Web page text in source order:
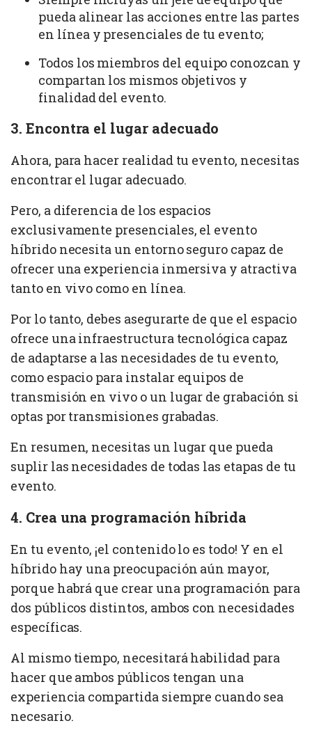
pueda alinear las acciones entre las partes
en línea y presenciales de tu evento;
Todos los miembros del equipo conozcan y
compartan los mismos objetivos y
finalidad del evento.
3. Encontra el lugar adecuado
Ahora, para hacer realidad tu evento, necesitas
encontrar el lugar adecuado.
Pero, a diferencia de los espacios
exclusivamente presenciales, el evento
híbrido necesita un entorno seguro capaz de
ofrecer una experiencia inmersiva y atractiva
tanto en vivo como en línea.
Por lo tanto, debes asegurarte de que el espacio
ofrece una infraestructura tecnológica capaz
de adaptarse a las necesidades de tu evento,
como espacio para instalar equipos de
transmisión en vivo o un lugar de grabación si
optas por transmisiones grabadas.
En resumen, necesitas un lugar que pueda
suplir las necesidades de todas las etapas de tu
evento.
4. Crea una programación híbrida
En tu evento, ¡el contenido lo es todo! Y en el
híbrido hay una preocupación aún mayor,
porque habrá que crear una programación para
dos públicos distintos, ambos con necesidades
específicas.
Al mismo tiempo, necesitará habilidad para
hacer que ambos públicos tengan una
experiencia compartida siempre cuando sea
necesario.